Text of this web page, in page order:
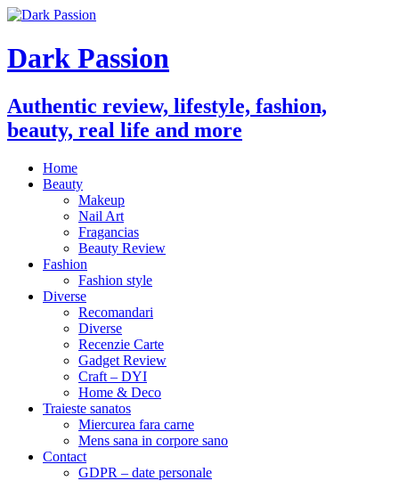
Dark Passion
Authentic review, lifestyle, fashion,
beauty, real life and more
Home
Beauty
Makeup
Nail Art
Fragancias
Beauty Review
Fashion
Fashion style
Diverse
Recomandari
Diverse
Recenzie Carte
Gadget Review
Craft – DYI
Home & Deco
Traieste sanatos
Miercurea fara carne
Mens sana in corpore sano
Contact
GDPR – date personale